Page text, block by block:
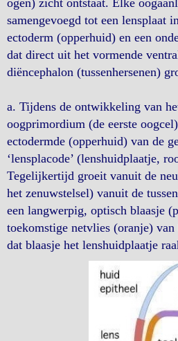
ogen) zicht ontstaat. Elke
samengevoegd tot een lensplaat
ectoderm (opperhuid) en een
dat direct uit het vormende
diëncephalon (tussenhersenen)
a. Tijdens de ontwikkeling van
oogprimordium (de eerste
ectodermde (opperhuid) van de
‘lensplacode’ (lenshuidplaatje,
Tegelijkertijd groeit vanuit de
het zenuwstelsel) vanuit de
een langwerpig, optisch blaasje
toekomstige netvlies (oranje)
dat blaasje het lenshuidplaatje